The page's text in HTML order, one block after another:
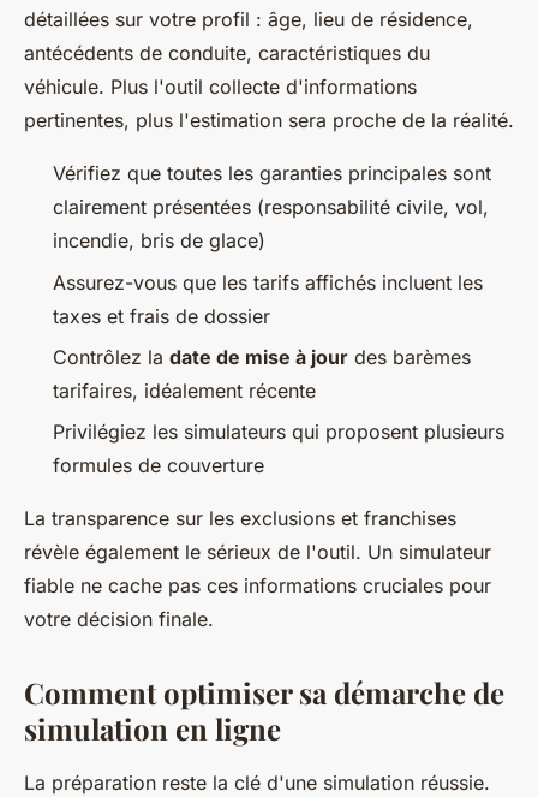
détaillées sur votre profil : âge, lieu de résidence,
antécédents de conduite, caractéristiques du
véhicule. Plus l'outil collecte d'informations
pertinentes, plus l'estimation sera proche de la réalité.
Vérifiez que toutes les garanties principales sont
clairement présentées (responsabilité civile, vol,
incendie, bris de glace)
Assurez-vous que les tarifs affichés incluent les
taxes et frais de dossier
Contrôlez la date de mise à jour des barèmes
tarifaires, idéalement récente
Privilégiez les simulateurs qui proposent plusieurs
formules de couverture
La transparence sur les exclusions et franchises
révèle également le sérieux de l'outil. Un simulateur
fiable ne cache pas ces informations cruciales pour
votre décision finale.
Comment optimiser sa démarche de
simulation en ligne
La préparation reste la clé d'une simulation réussie.